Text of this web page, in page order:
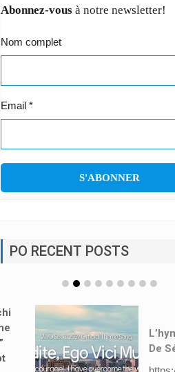
Abonnez-vousà notre newsletter!
Nom complet
Email *
PO RECENT POSTS
De
https://
news.va/